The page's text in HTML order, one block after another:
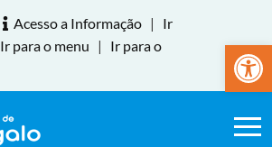
Abrir
Acesso a Informação |
Ir
Ir para o menu |
Ir para o